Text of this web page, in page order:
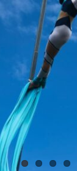
IGRE SOS –
KI BO